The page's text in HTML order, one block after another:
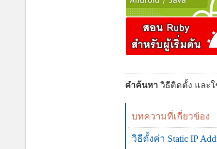
คำค้นหา วิธีติดตั้ง และใ
บทความที่เกี่ยวข้อง
วิธีตั้งค่า Static IP